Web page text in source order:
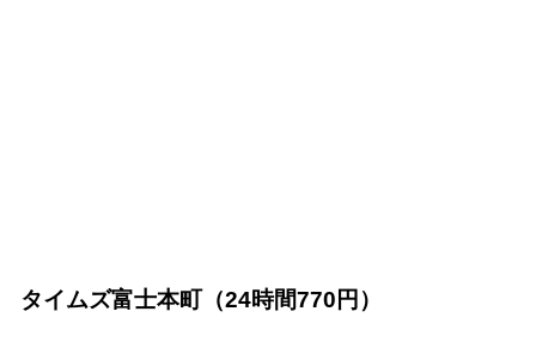
タイムズ富士本町（24時間770円）